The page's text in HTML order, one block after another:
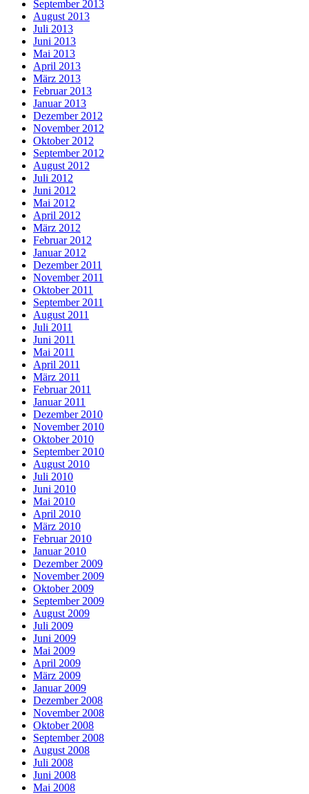
September 2013
August 2013
Juli 2013
Juni 2013
Mai 2013
April 2013
März 2013
Februar 2013
Januar 2013
Dezember 2012
November 2012
Oktober 2012
September 2012
August 2012
Juli 2012
Juni 2012
Mai 2012
April 2012
März 2012
Februar 2012
Januar 2012
Dezember 2011
November 2011
Oktober 2011
September 2011
August 2011
Juli 2011
Juni 2011
Mai 2011
April 2011
März 2011
Februar 2011
Januar 2011
Dezember 2010
November 2010
Oktober 2010
September 2010
August 2010
Juli 2010
Juni 2010
Mai 2010
April 2010
März 2010
Februar 2010
Januar 2010
Dezember 2009
November 2009
Oktober 2009
September 2009
August 2009
Juli 2009
Juni 2009
Mai 2009
April 2009
März 2009
Januar 2009
Dezember 2008
November 2008
Oktober 2008
September 2008
August 2008
Juli 2008
Juni 2008
Mai 2008